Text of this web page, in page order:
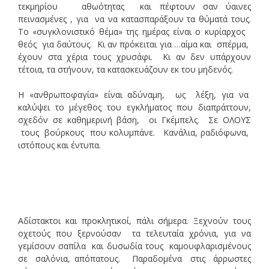
τεκμηρίου αθωότητας και πέφτουν σαν ύαινες
πεινασμένες , για να να κατασπαράξουν τα θύματά τους.
Το «συγκλονιστικό θέμα» της ημέρας είναι ο κυρίαρχος
θεός για δαύτους. Κι αν πρόκειται για …αίμα και σπέρμα,
έχουν στα χέρια τους χρυσάφι. Κι αν δεν υπάρχουν
τέτοια, τα στήνουν, τα κατασκευάζουν εκ του μηδενός.
Η «ανθρωποφαγία» είναι αδύναμη, ως λέξη, για να
καλύψει το μέγεθος του εγκλήματος που διαπράττουν,
σχεδόν σε καθημερινή βάση, οι Γκέμπελς. Σε ΟΛΟΥΣ
τους βούρκους που κολυμπάνε. Κανάλια, ραδιόφωνα,
ιστόπους και έντυπα.
Αδίστακτοι και προκλητικοί, πάλι σήμερα. Ξεχνούν τους
οχετούς που ξερνούσαν τα τελευταία χρόνια, για να
γεμίσουν σαπίλα και δυσωδία τους καμουφλαρισμένους
σε σαλόνια, απόπατους. Παραδομένα στις άρρωστες